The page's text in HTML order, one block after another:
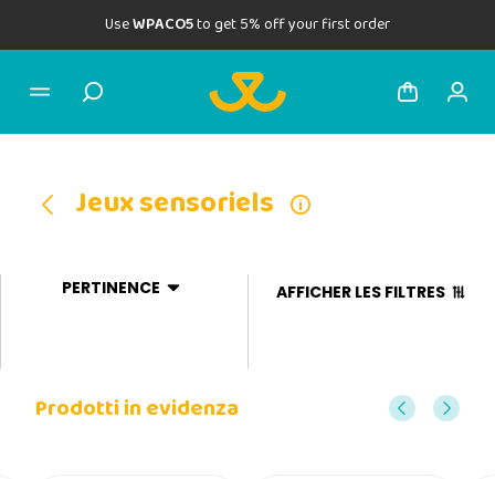
UseWPACO5to get 5% off your first order
Jeux sensoriels
PERTINENCE AFFICHER LES FILTRES
Prodotti in evidenza